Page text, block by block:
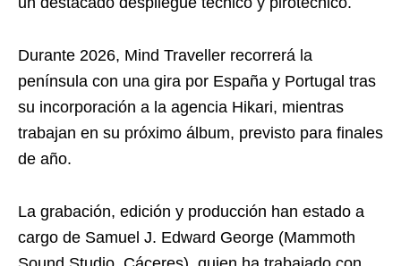
Durante 2026, Mind Traveller recorrerá la
península con una gira por España y Portugal tras
su incorporación a la agencia Hikari, mientras
trabajan en su próximo álbum, previsto para finales
de año.
La grabación, edición y producción han estado a
cargo de Samuel J. Edward George (Mammoth